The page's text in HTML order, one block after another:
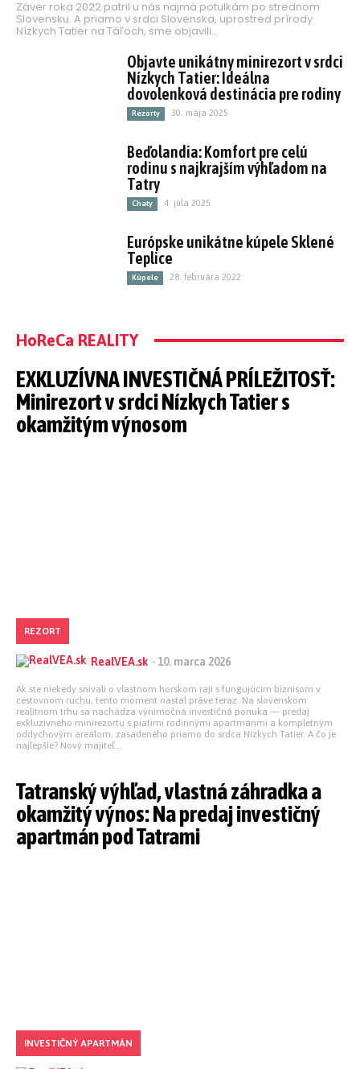
Záver roka 2022 patril u nás najmä potulkám po strednom
Slovensku. A priamo v srdci Slovenska, uprostred prírody
Nízkych Tatier na Táľoch, sme objavili...
Objavte unikátny minirezort v srdci
Nízkych Tatier: Ideálna
dovolenková destinácia pre rodiny
Rezorty 30. mája 2025
Beďolandia: Komfort pre celú
rodinu s najkrajším výhľadom na
Tatry
Chaty 4. júla 2025
Európske unikátne kúpele Sklené
Teplice
Kúpele 28. februára 2022
HoReCa REALITY
EXKLUZÍVNA INVESTIČNÁ PRÍLEŽITOSŤ:
Minirezort v srdci Nízkych Tatier s
okamžitým výnosom
REZORT
RealVEA.sk - 10. marca 2026
Ak ste niekedy snívali o vlastnom horskom raji s fungujúcim biznisom v
cestovnom ruchu, tento moment nastal práve teraz. Na slovenskom
realitnom trhu sa nachádza výnimočná investičná ponuka — predaj
exkluzívneho minirezortu s piatimi rodinnými apartmánmi a kompletným
oddychovým areálom, zasadeného priamo do srdca Nízkych Tatier. A čo je
najlepšie? Nový majiteľ...
Tatranský výhľad, vlastná záhradka a
okamžitý výnos: Na predaj investičný
apartmán pod Tatrami
INVESTIČNÝ APARTMÁN